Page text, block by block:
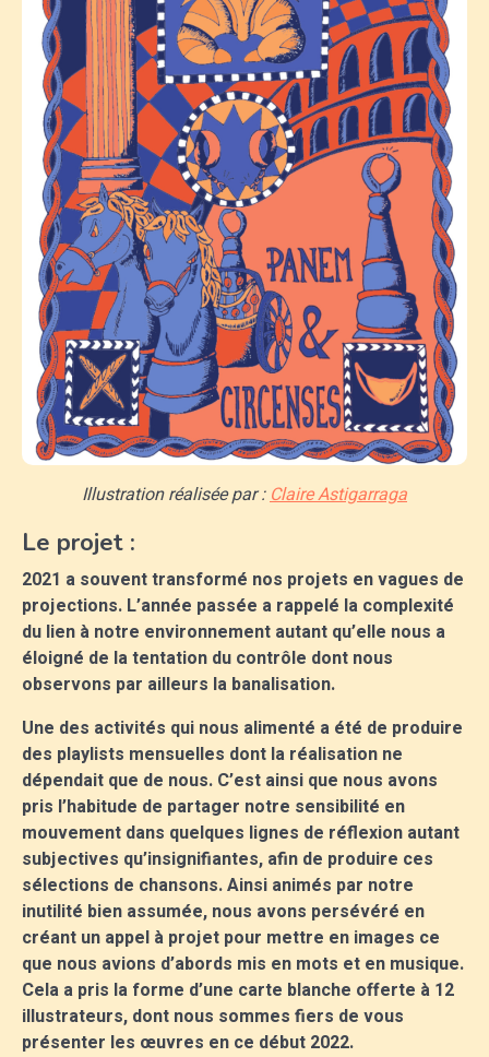
Illustration réalisée par :Claire Astigarraga
Le projet :
2021 a souvent transformé nos projets en vagues de
projections. L’année passée a rappelé la complexité
du lien à notre environnement autant qu’elle nous a
éloigné de la tentation du contrôle dont nous
observons par ailleurs la banalisation.
Une des activités qui nous alimenté a été de produire
des playlists mensuelles dont la réalisation ne
dépendait que de nous. C’est ainsi que nous avons
pris l’habitude de partager notre sensibilité en
mouvement dans quelques lignes de réflexion autant
subjectives qu’insignifiantes, afin de produire ces
sélections de chansons. Ainsi animés par notre
inutilité bien assumée, nous avons persévéré en
créant un appel à projet pour mettre en images ce
que nous avions d’abords mis en mots et en musique.
Cela a pris la forme d’une carte blanche offerte à 12
illustrateurs, dont nous sommes fiers de vous
présenter les œuvres en ce début 2022.